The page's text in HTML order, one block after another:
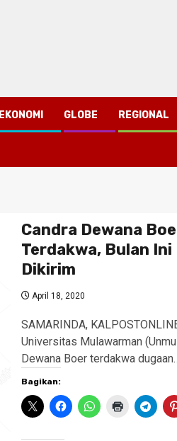
EKONOMI GLOBE REGIONAL
Candra Dewana
Terdakwa, Bulan
Dikirim
April 18, 2020
SAMARINDA,
Universitas Mulawarman
Dewana Boer terdakwa
Bagikan: